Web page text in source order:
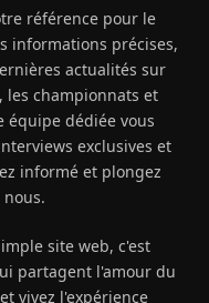
référence pour le
informations précises,
actualités sur
les championnats et
équipe dédiée vous
exclusives et
informé et plongez
site web, c'est
partagent l'amour du
vivez l'expérience